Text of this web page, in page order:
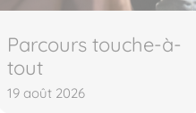
Parcours touche-à-
tout
19 août 2026